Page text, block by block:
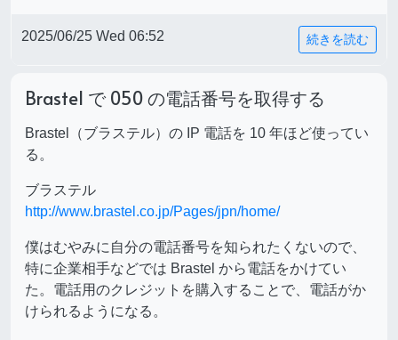
2025/06/25 Wed 06:52 続きを読む
Brastel で 050 の電話番号を取得する
Brastel（ブラステル）の IP 電話を 10 年ほど使ってい
る。
ブラステル
http://www.brastel.co.jp/Pages/jpn/home/
僕はむやみに自分の電話番号を知られたくないので、
特に企業相手などでは Brastel から電話をかけてい
た。電話用のクレジットを購入することで、電話がか
けられるようになる。